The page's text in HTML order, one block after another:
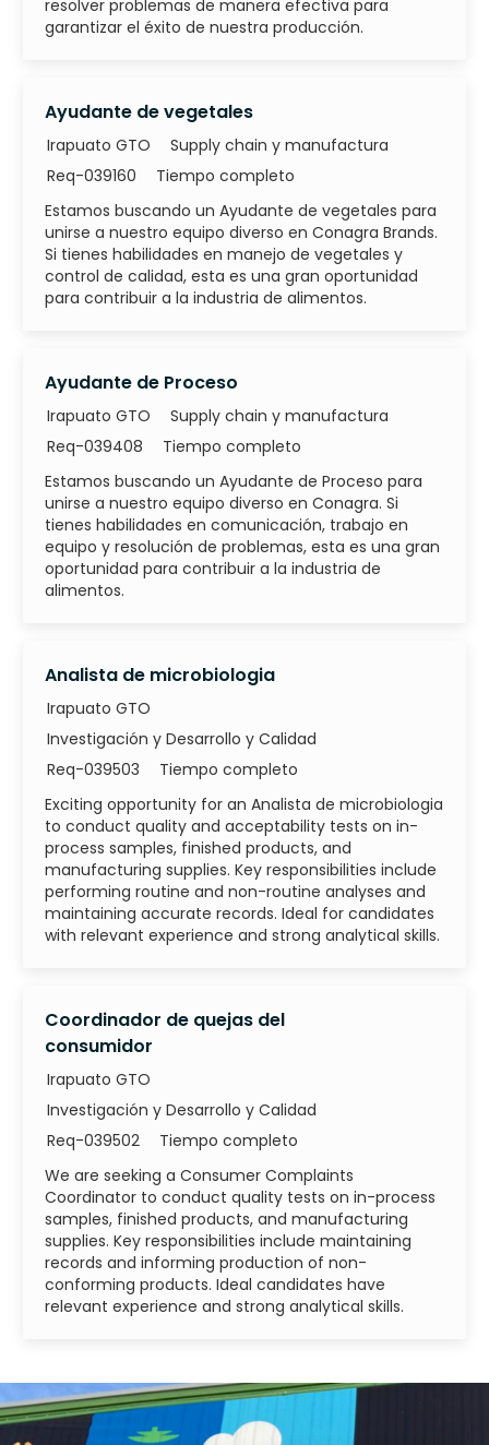
resolver problemas de manera efectiva para
garantizar el éxito de nuestra producción.
Ayudante de vegetales
Irapuato GTO Categoría
Supply chain y manufactura
ID de trabajo
Req-039160 Tipo de trabajo
Tiempo completo
Estamos buscando un Ayudante de vegetales para
unirse a nuestro equipo diverso en Conagra Brands.
Si tienes habilidades en manejo de vegetales y
control de calidad, esta es una gran oportunidad
para contribuir a la industria de alimentos.
Ayudante de Proceso
Irapuato GTO Categoría
Supply chain y manufactura
ID de trabajo
Req-039408 Tipo de trabajo
Tiempo completo
Estamos buscando un Ayudante de Proceso para
unirse a nuestro equipo diverso en Conagra. Si
tienes habilidades en comunicación, trabajo en
equipo y resolución de problemas, esta es una gran
oportunidad para contribuir a la industria de
alimentos.
Analista de microbiologia
Irapuato GTO
Categoría
Investigación y Desarrollo y Calidad
ID de trabajo
Req-039503 Tipo de trabajo
Tiempo completo
Exciting opportunity for an Analista de microbiologia
to conduct quality and acceptability tests on in-
process samples, finished products, and
manufacturing supplies. Key responsibilities include
performing routine and non-routine analyses and
maintaining accurate records. Ideal for candidates
with relevant experience and strong analytical skills.
Coordinador de quejas del
consumidor
Irapuato GTO
Categoría
Investigación y Desarrollo y Calidad
ID de trabajo
Req-039502 Tipo de trabajo
Tiempo completo
We are seeking a Consumer Complaints
Coordinator to conduct quality tests on in-process
samples, finished products, and manufacturing
supplies. Key responsibilities include maintaining
records and informing production of non-
conforming products. Ideal candidates have
relevant experience and strong analytical skills.